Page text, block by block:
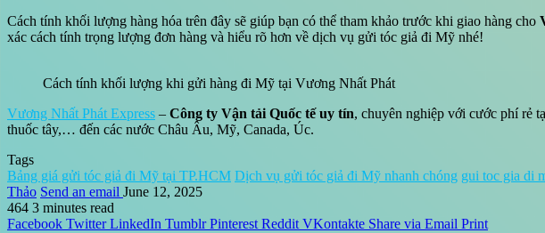
Cách tính khối lượng hàng hóa trên đây sẽ giúp bạn có thể tham khảo trước khi giao hàng cho
xác cách tính trọng lượng đơn hàng và hiểu rõ hơn về dịch vụ gửi tóc giả đi Mỹ nhé!
Cách tính khối lượng khi gửi hàng đi Mỹ tại Vương Nhất Phát
Vương Nhất Phát Express – Công ty Vận tải Quốc tế uy tín, chuyên nghiệp với cước phí rẻ
thuốc tây,… đến các nước Châu Âu, Mỹ, Canada, Úc.
Tags
Bảng giá gửi tóc giả đi Mỹ tại TP.HCM Dịch vụ gửi tóc giả đi Mỹ nhanh chóng gui toc gia di
Thảo Send an email June 12, 2025
464 3 minutes read
Facebook Twitter LinkedIn Tumblr Pinterest Reddit VKontakte Share via Email Print